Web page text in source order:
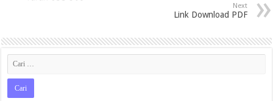
Next
Link Download PDF